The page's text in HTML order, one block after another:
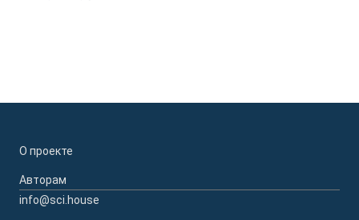
О проекте
Авторам
info@sci.house